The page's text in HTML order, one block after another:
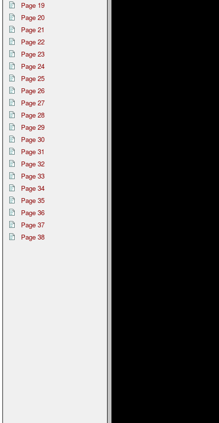
Page 19
Page 20
Page 21
Page 22
Page 23
Page 24
Page 25
Page 26
Page 27
Page 28
Page 29
Page 30
Page 31
Page 32
Page 33
Page 34
Page 35
Page 36
Page 37
Page 38